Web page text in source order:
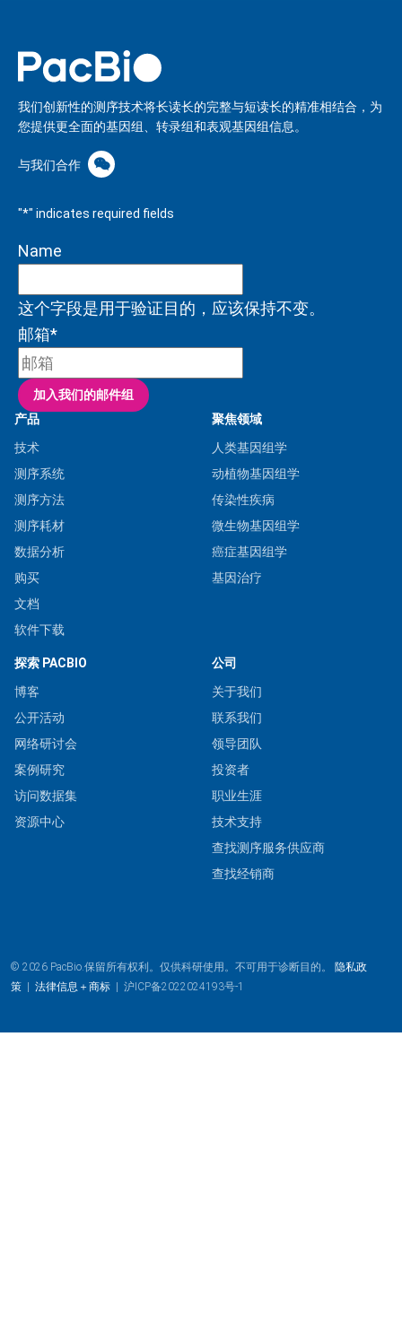
我们创新性的测序技术将长读长的完整与短读长的精准相结合，为
您提供更全面的基因组、转录组和表观基因组信息。
与我们合作
"*" indicates required fields
Name
这个字段是用于验证目的，应该保持不变。
邮箱*
产品
技术
测序系统
测序方法
测序耗材
数据分析
购买
文档
软件下载
聚焦领域
人类基因组学
动植物基因组学
传染性疾病
微生物基因组学
癌症基因组学
基因治疗
探索 PACBIO
博客
公开活动
网络研讨会
案例研究
访问数据集
资源中心
公司
关于我们
联系我们
领导团队
投资者
职业生涯
技术支持
查找测序服务供应商
查找经销商
© 2026 PacBio.保留所有权利。仅供科研使用。不可用于诊断目的。 隐私政
策 | 法律信息＋商标 | 沪ICP备2022024193号-1